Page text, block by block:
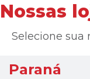
Nossas
Selecione sua
Paraná